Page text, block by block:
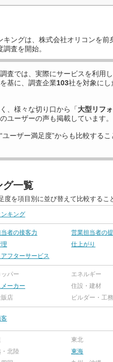
キングは、株式会社オリコンを
査を開始。
査では、実際にサービスを利用
基に、調査企業103社を対象にし
、様々な切り口から「大型リフ
ユーザーの声も掲載しています。
ーザー満足度”からも比較するこ
グ一覧
度を項目別に並び替えて比較するこ
キング
者の接客力 営業担当者の
仕上がり
フターサービス
パー エネルギー
ーカー
住設・建材
店
ビルダー・工
東北
北陸
東海